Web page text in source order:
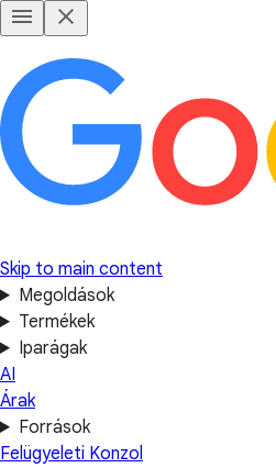
Skip to main content
Megoldások
Termékek
Iparágak
AI
Árak
Források
Felügyeleti Konzol